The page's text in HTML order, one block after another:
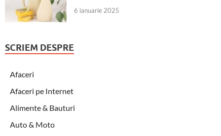
6 ianuarie 2025
SCRIEM DESPRE
Afaceri
Afaceri pe Internet
Alimente & Bauturi
Auto & Moto